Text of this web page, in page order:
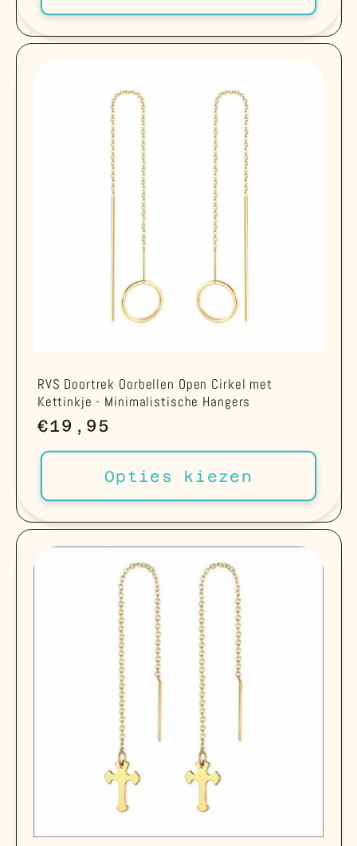
RVS Doortrek Oorbellen Open Cirkel met
Kettinkje - Minimalistische Hangers
Normale
prijs
€19,95
Opties kiezen